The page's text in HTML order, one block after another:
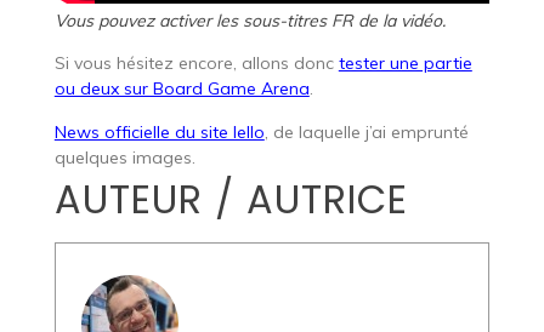
Vous pouvez activer les sous-titres FR de la vidéo.
Si vous hésitez encore, allons donc tester une partie
ou deux sur Board Game Arena.
News officielle du site Iello, de laquelle j’ai emprunté
quelques images.
AUTEUR / AUTRICE